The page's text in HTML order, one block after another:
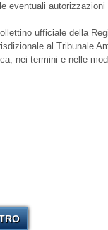
eventuali
ufficiale della
al Tribunale
nei termini e nelle